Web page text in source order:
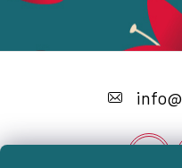
a
info@